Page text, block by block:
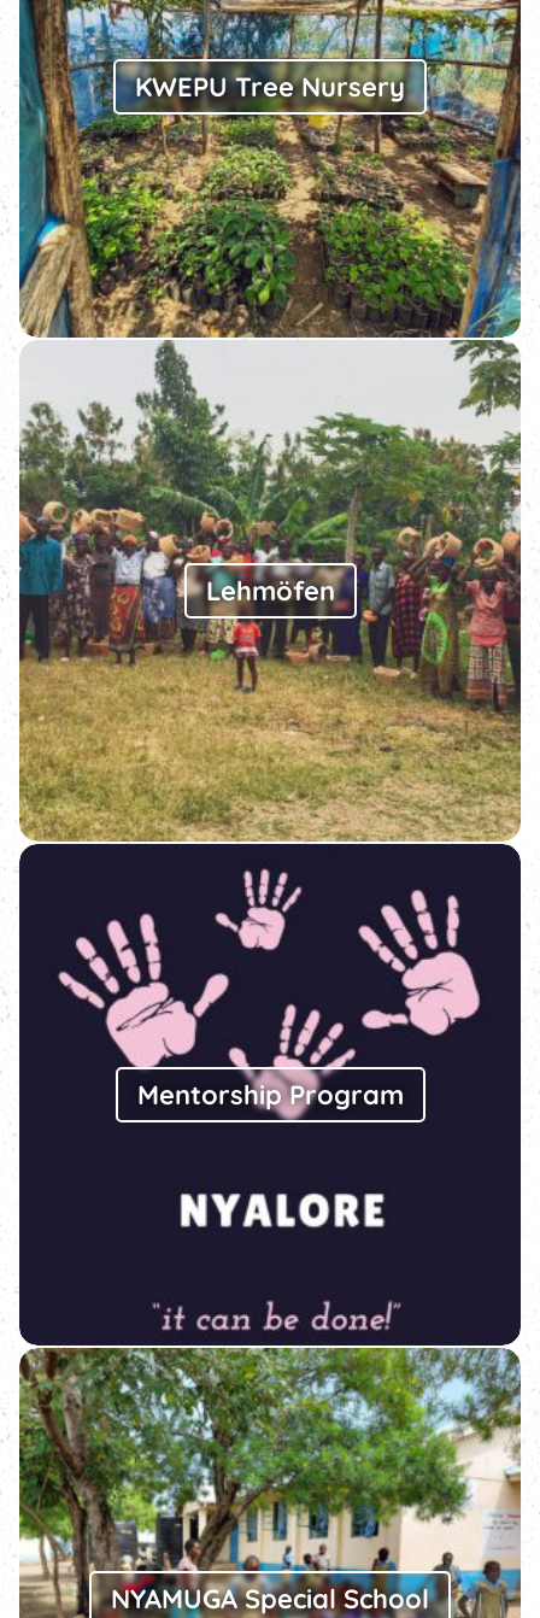
KWEPU Tree Nursery
Lehmöfen
Mentorship Program
NYAMUGA Special School